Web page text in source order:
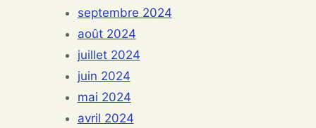
septembre 2024
août 2024
juillet 2024
juin 2024
mai 2024
avril 2024